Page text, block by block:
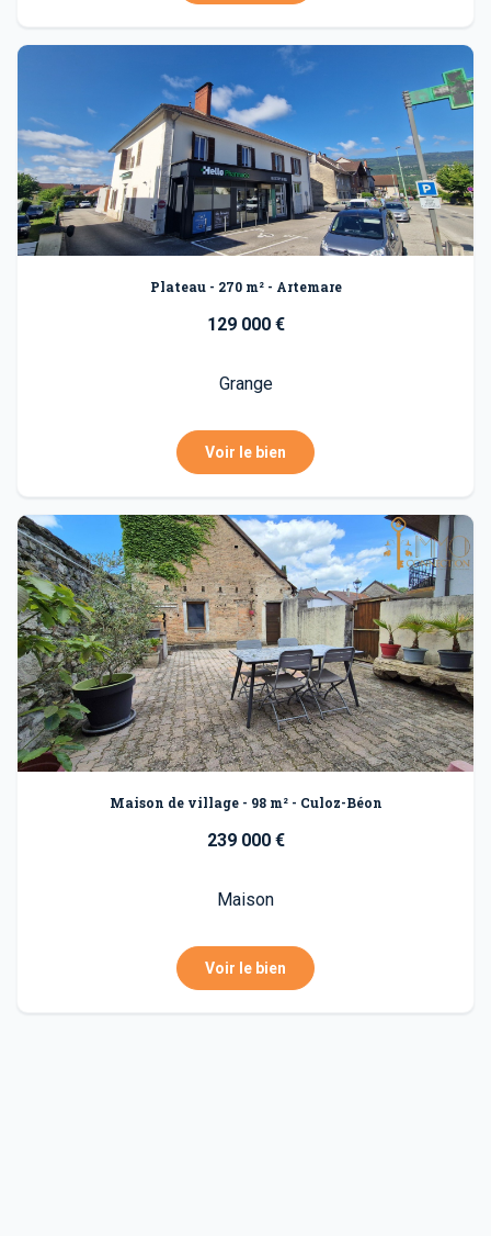
Plateau - 270 m² - Artemare
129 000 €
Grange
Voir le bien
Maison de village - 98 m² - Culoz-Béon
239 000 €
Maison
Voir le bien